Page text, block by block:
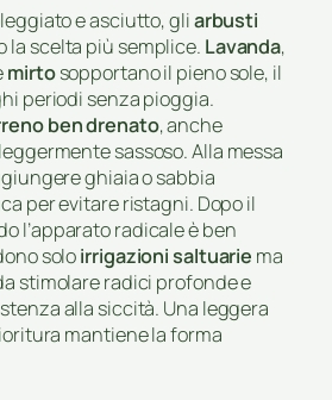
e asciutto, gliarbusti
la scelta più semplice. Lavanda,
mirtosopportano il pieno sole, il
periodi senza pioggia.
ben drenato, anche
sassoso. Alla messa
ghiaia o sabbia
per evitare ristagni. Dopo il
l’apparato radicale è ben
soloirrigazioni saltuarie ma
stimolare radici profonde e
alla siccità. Una leggera
mantiene la forma